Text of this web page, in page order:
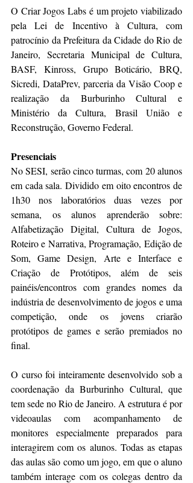
O Criar Jogos Labs é um projeto viabilizado
pela Lei de Incentivo à Cultura, com
patrocínio da Prefeitura da Cidade do Rio de
Janeiro, Secretaria Municipal de Cultura,
BASF, Kinross, Grupo Boticário, BRQ,
Sicredi, DataPrev, parceria da Visão Coop e
realização da Burburinho Cultural e
Ministério da Cultura, Brasil União e
Reconstrução, Governo Federal.
Presenciais
No SESI, serão cinco turmas, com 20 alunos
em cada sala. Dividido em oito encontros de
1h30 nos laboratórios duas vezes por
semana, os alunos aprenderão sobre:
Alfabetização Digital, Cultura de Jogos,
Roteiro e Narrativa, Programação, Edição de
Som, Game Design, Arte e Interface e
Criação de Protótipos, além de seis
painéis/encontros com grandes nomes da
indústria de desenvolvimento de jogos e uma
competição, onde os jovens criarão
protótipos de games e serão premiados no
final.
O curso foi inteiramente desenvolvido sob a
coordenação da Burburinho Cultural, que
tem sede no Rio de Janeiro. A estrutura é por
videoaulas com acompanhamento de
monitores especialmente preparados para
interagirem com os alunos. Todas as etapas
das aulas são como um jogo, em que o aluno
também interage com os colegas dentro da